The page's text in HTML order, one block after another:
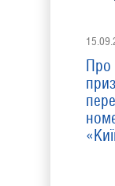
Про